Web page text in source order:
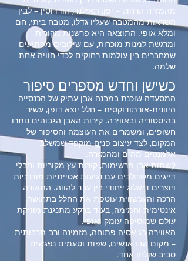
מהמזרח הרחוק – יפן, תאילנד, הודו וסין – לבין
השראות מהמטבח שעליו גדלו, מטבח ביתי, חם
ומלא אופי. התוצאה היא פרשנות מקורית
ומרגשת למנות מוכרות, עם שילובים מפתיעים
שמחברים בין עולמות רחוקים לכדי חוויה אחת
שלמה.
כשישן וחדש מספרים סיפור
המסעדה שוכנת במבנה אבן עתיק של הכנסייה
היוונית-אורתודוקסית – חלל יוצא דופן, עשיר
בהיסטוריה ובאווירה. קירות האבן הגבוהים נותרו
חשופים, ומשמרים את העוצמה והסיפור של
המקום, לצד עיצוב פנים מוקפד שמשלב
אלמנטים מהים ומהמזרח.
קשתות אבן מרשימות, קורות עץ מקוריות וחבלי
דייגים משתלבים עם נגיעות אסייתיות מודרניות
ויוצרים דיאלוג ייחודי בין עבר להווה. התאורה
הרכה והעכשווית עוטפת את החלל בתחושה
אינטימית וחמימה, בעוד ברקע מתנגנת מוזיקת
עולם שמוסיפה עומק ואופי.
האווירה בג'אסיה פתוחה, מזמינה ורב-תרבותית
– מקום שבו אנשים, שפות וטעמים נפגשים
סביב שולחן אחד.